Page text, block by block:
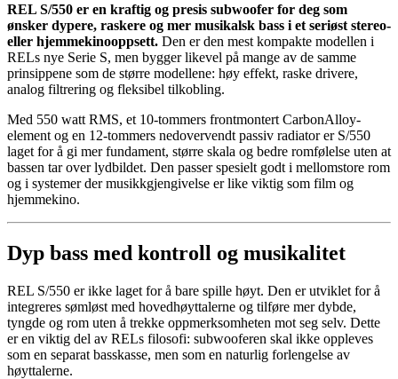
REL S/550 er en kraftig og presis subwoofer for deg som
ønsker dypere, raskere og mer musikalsk bass i et seriøst stereo-
eller hjemmekinooppsett. Den er den mest kompakte modellen i
RELs nye Serie S, men bygger likevel på mange av de samme
prinsippene som de større modellene: høy effekt, raske drivere,
analog filtrering og fleksibel tilkobling.
Med 550 watt RMS, et 10-tommers frontmontert CarbonAlloy-
element og en 12-tommers nedovervendt passiv radiator er S/550
laget for å gi mer fundament, større skala og bedre romfølelse uten at
bassen tar over lydbildet. Den passer spesielt godt i mellomstore rom
og i systemer der musikkgjengivelse er like viktig som film og
hjemmekino.
Dyp bass med kontroll og musikalitet
REL S/550 er ikke laget for å bare spille høyt. Den er utviklet for å
integreres sømløst med hovedhøyttalerne og tilføre mer dybde,
tyngde og rom uten å trekke oppmerksomheten mot seg selv. Dette
er en viktig del av RELs filosofi: subwooferen skal ikke oppleves
som en separat basskasse, men som en naturlig forlengelse av
høyttalerne.